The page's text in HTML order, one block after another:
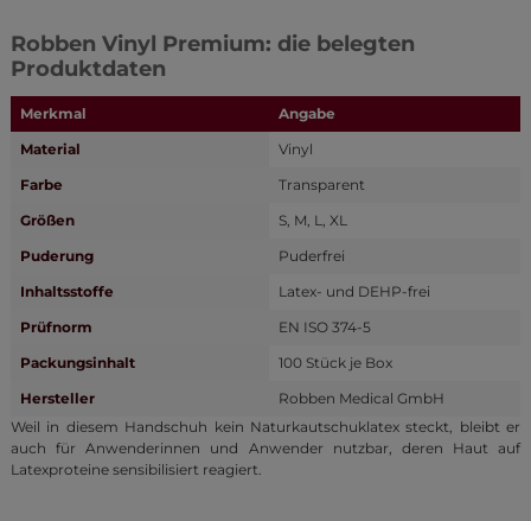
Robben Vinyl Premium: die belegten
Produktdaten
Merkmal
Angabe
Material
Vinyl
Farbe
Transparent
Größen
S, M, L, XL
Puderung
Puderfrei
Inhaltsstoffe
Latex- und DEHP-frei
Prüfnorm
EN ISO 374-5
Packungsinhalt
100 Stück je Box
Hersteller
Robben Medical GmbH
Weil in diesem Handschuh kein Naturkautschuklatex steckt, bleibt er
auch für Anwenderinnen und Anwender nutzbar, deren Haut auf
Latexproteine sensibilisiert reagiert.